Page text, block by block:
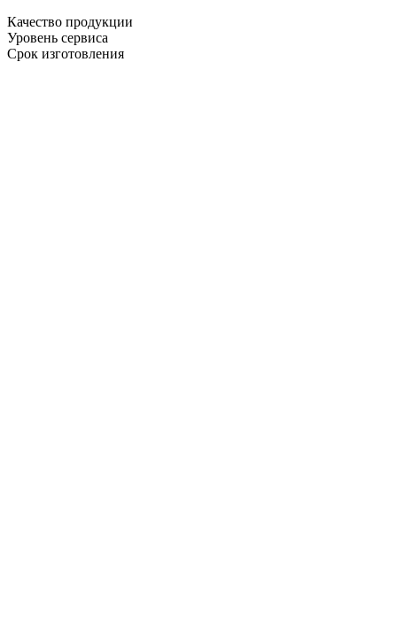
Качество продукции
Уровень сервиса
Срок изготовления